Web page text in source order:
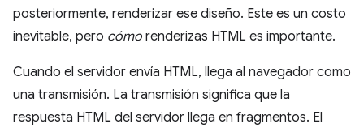
posteriormente, renderizar ese diseño. Este es un costo
inevitable, pero cómo renderizas HTML es importante.
Cuando el servidor envía HTML, llega al navegador como
una transmisión. La transmisión significa que la
respuesta HTML del servidor llega en fragmentos. El